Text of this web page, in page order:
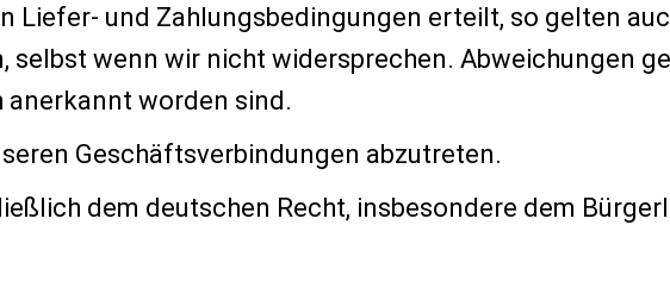
Liefer- und Zahlungsbedingungen erteilt, so gelten
selbst wenn wir nicht widersprechen. Abweichungen
worden sind.
Geschäftsverbindungen abzutreten.
dem deutschen Recht, insbesondere dem